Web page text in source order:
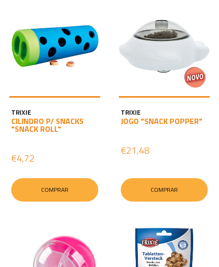
TRIXIE
CILINDRO P/ SNACKS
"SNACK ROLL"
€4,72
COMPRAR
TRIXIE
JOGO "SNACK POPPER"
€21,48
COMPRAR